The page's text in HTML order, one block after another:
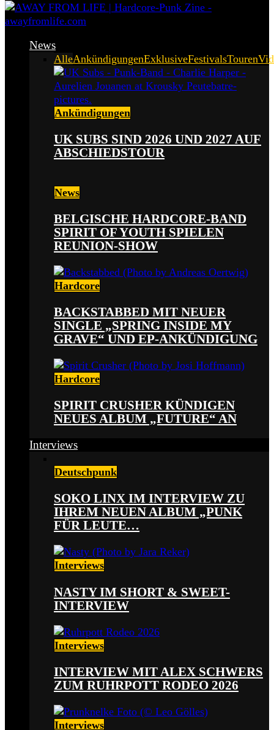
News
AlleAnkündigungenExklusiveFestivalsTouren
Ankündigungen
UK SUBS SIND 2026 UND 2027 AUF
ABSCHIEDSTOUR
News
BELGISCHE HARDCORE-BAND
SPIRIT OF YOUTH SPIELEN
REUNION-SHOW
Hardcore
BACKSTABBED MIT NEUER
SINGLE „SPRING INSIDE MY
GRAVE“ UND EP-ANKÜNDIGUNG
Hardcore
SPIRIT CRUSHER KÜNDIGEN
NEUES ALBUM „FUTURE“ AN
Interviews
Deutschpunk
SOKO LINX IM INTERVIEW ZU
IHREM NEUEN ALBUM „PUNK
FÜR LEUTE…
Interviews
NASTY IM SHORT & SWEET-
INTERVIEW
Interviews
INTERVIEW MIT ALEX SCHWERS
ZUM RUHRPOTT RODEO 2026
Interviews